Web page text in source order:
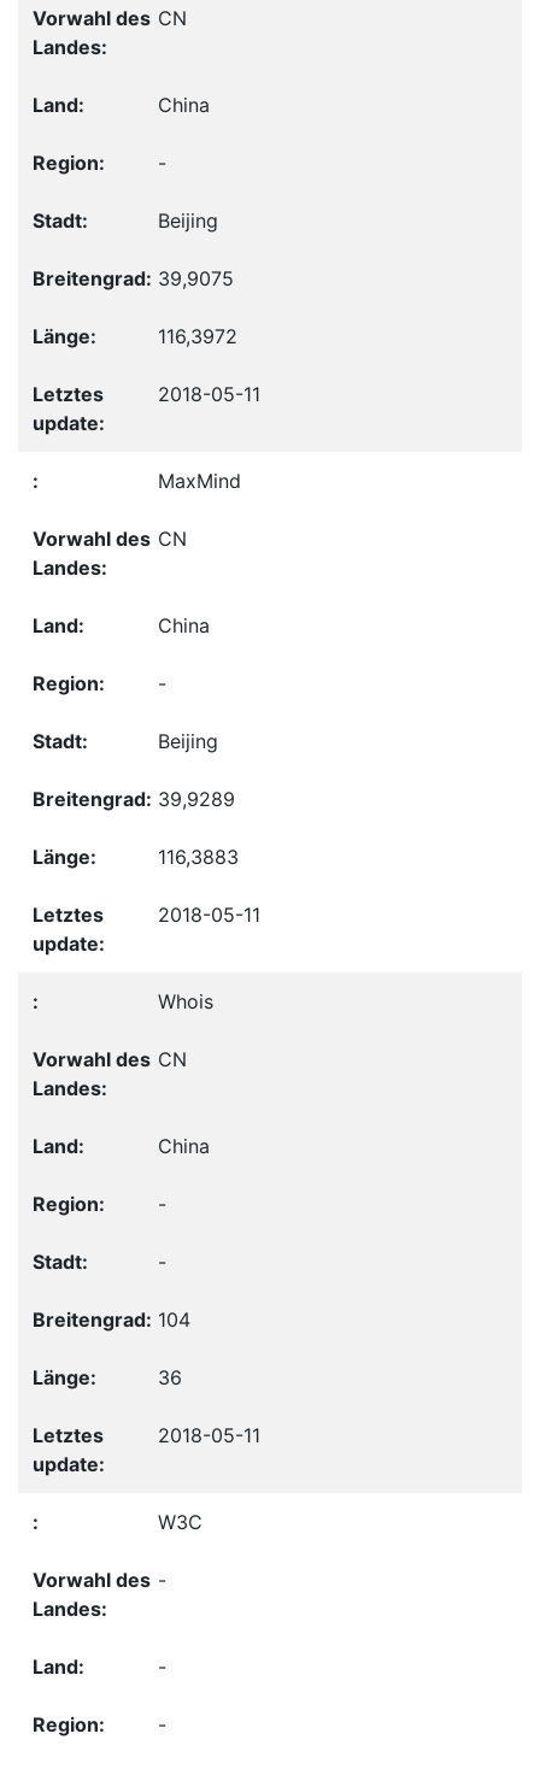
CN
China
-
Beijing
39,9075
116,3972
2018-05-11
MaxMind
CN
China
-
Beijing
39,9289
116,3883
2018-05-11
Whois
CN
China
-
-
104
36
2018-05-11
W3C
-
-
-